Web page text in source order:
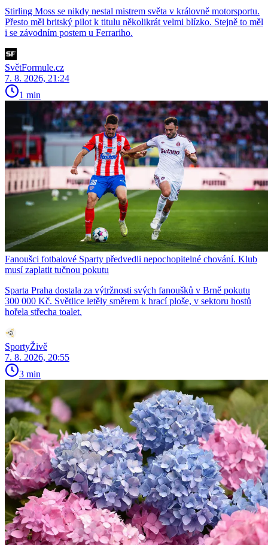
Stirling Moss se nikdy nestal mistrem světa v královně motorsportu.
Přesto měl britský pilot k titulu několikrát velmi blízko. Stejně to měl
i se závodním postem u Ferrariho.
SvětFormule.cz
7. 8. 2026, 21:24
1 min
Fanoušci fotbalové Sparty předvedli nepochopitelné chování. Klub
musí zaplatit tučnou pokutu
Sparta Praha dostala za výtržnosti svých fanoušků v Brně pokutu
300 000 Kč. Světlice letěly směrem k hrací ploše, v sektoru hostů
hořela střecha toalet.
SportyŽivě
7. 8. 2026, 20:55
3 min